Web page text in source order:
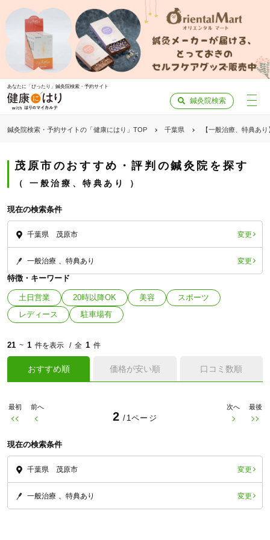
あなたに「ぴったり」鍼灸院検索・予約サイト
鍼灸院検索
鍼灸院検索・予約サイトの「健康にはり」TOP 千葉県 【一般治療、特典あ
茂原市のおすすめ・評判の鍼灸院を探す
一般治療、特典あり
現在の検索条件
千葉県 茂原市 変更
一般治療 特典あり 変更
特徴・キーワード
土日営業 20時以降OK 美容
スポーツ
レディース
駐車場有
21 ~ 1 件を表示 全 1 件
おすすめ順 価格が安い順 口コミ数順
最初 前へ
2 /1ページ
次へ 最後
現在の検索条件
千葉県 茂原市 変更
一般治療 特典あり 変更
「健康にはりを見た」